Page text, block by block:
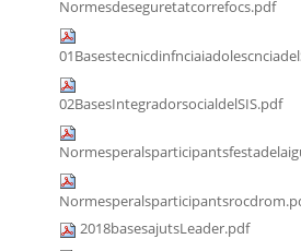
Normesdeseguretatcorrefocs.pdf
02BasesIntegradorsocialdelSIS.pdf
2018basesajutsLeader.pdf